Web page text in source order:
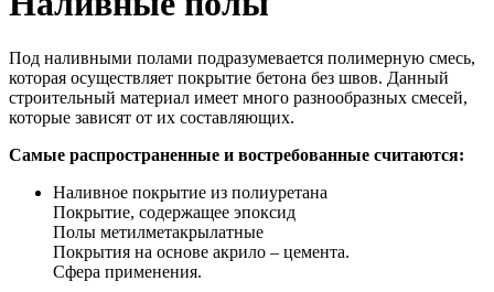
Под наливными полами подразумевается полимерную смесь,
которая осуществляет покрытие бетона без швов. Данный
строительный материал имеет много разнообразных смесей,
которые зависят от их составляющих.
Самые распространенные и востребованные считаются:
Наливное покрытие из полиуретана
Покрытие, содержащее эпоксид
Полы метилметакрылатные
Покрытия на основе акрило – цемента.
Сфера применения.